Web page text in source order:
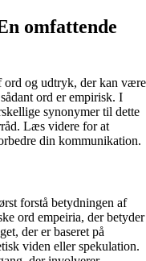
omfattende
ord og udtryk, der kan være
ord er empirisk. I
synonymer til dette
Læs videre for at
din kommunikation.
forstå betydningen af
ord empeiria, der betyder
der er baseret på
viden eller spekulation.